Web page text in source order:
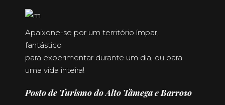
Apaixone-se por um território ímpar,
fantástico
para experimentar durante um dia, ou para
uma vida inteira!
Posto de Turismo do Alto Tâmega e Barroso